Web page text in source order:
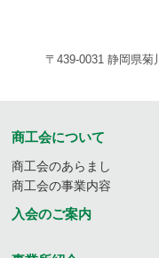
〒439-0031 静岡県
商工会について
商工会のあらまし
商工会の事業内容
入会のご案内